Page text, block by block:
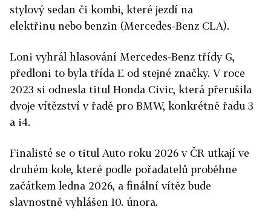
stylový sedan či kombi, které jezdí na
elektřinu nebo benzin (Mercedes-Benz CLA).
Loni vyhrál hlasování Mercedes-Benz třídy G,
předloni to byla třída E od stejné značky. V roce
2023 si odnesla titul Honda Civic, která přerušila
dvoje vítězství v řadě pro BMW, konkrétně řadu 3
a i4.
Finalisté se o titul Auto roku 2026 v ČR utkají ve
druhém kole, které podle pořadatelů proběhne
začátkem ledna 2026, a finální vítěz bude
slavnostně vyhlášen 10. února.